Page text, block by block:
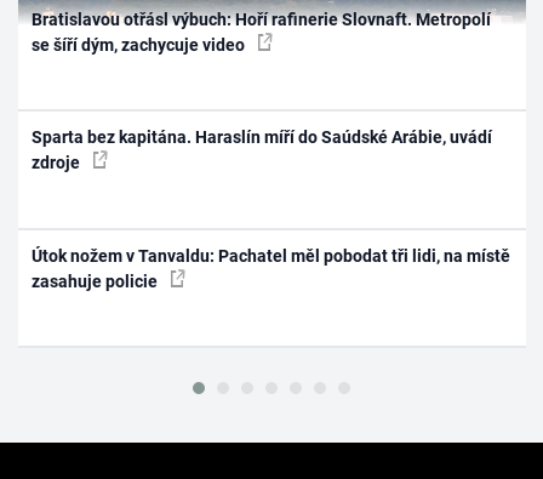
Bratislavou otřásl výbuch: Hoří rafinerie Slovnaft. Metropolí
se šíří dým, zachycuje video
Sparta bez kapitána. Haraslín míří do Saúdské Arábie, uvádí
zdroje
Útok nožem v Tanvaldu: Pachatel měl pobodat tři lidi, na místě
zasahuje policie